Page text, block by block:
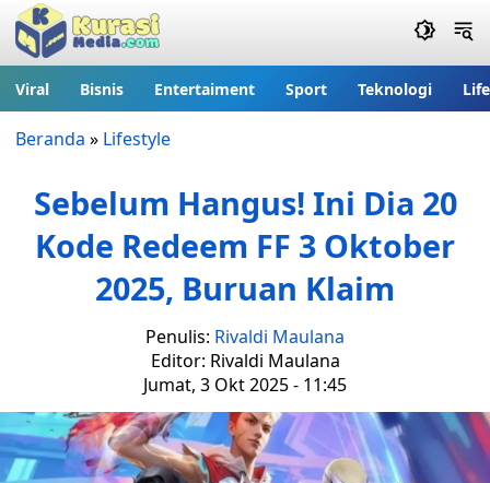
Viral Bisnis Entertaiment Sport Teknologi
Beranda » Lifestyle
Sebelum Hangus! Ini Dia 20
Kode Redeem FF 3 Oktober
2025, Buruan Klaim
Penulis: Rivaldi Maulana
Editor: Rivaldi Maulana
Jumat, 3 Okt 2025 - 11:45